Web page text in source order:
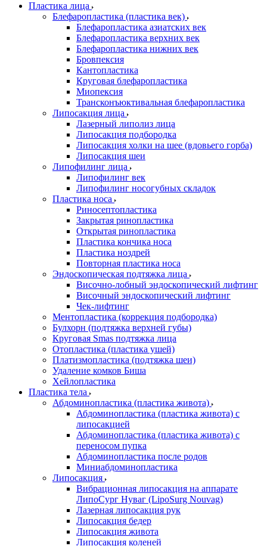
Пластика лица
Блефаропластика (пластика век)
Блефаропластика азиатских век
Блефаропластика верхних век
Блефаропластика нижних век
Бровпексия
Кантопластика
Круговая блефаропластика
Миопексия
Трансконъюктивальная блефаропластика
Липосакция лица
Лазерный липолиз лица
Липосакция подбородка
Липосакция холки на шее (вдовьего горба)
Липосакция шеи
Липофилинг лица
Липофилинг век
Липофилинг носогубных складок
Пластика носа
Риносептопластика
Закрытая ринопластика
Открытая ринопластика
Пластика кончика носа
Пластика ноздрей
Повторная пластика носа
Эндоскопическая подтяжка лица
Височно-лобный эндоскопический лифтинг
Височный эндоскопический лифтинг
Чек-лифтинг
Ментопластика (коррекция подбородка)
Булхорн (подтяжка верхней губы)
Круговая Smas подтяжка лица
Отопластика (пластика ушей)
Платизмопластика (подтяжка шеи)
Удаление комков Биша
Хейлопластика
Пластика тела
Абдоминопластика (пластика живота)
Абдоминопластика (пластика живота) с
липосакцией
Абдоминопластика (пластика живота) с
переносом пупка
Абдоминопластика после родов
Миниабдоминопластика
Липосакция
Вибрационная липосакция на аппарате
ЛипоСург Нуваг (LipoSurg Nouvag)
Лазерная липосакция рук
Липосакция бедер
Липосакция живота
Липосакция коленей